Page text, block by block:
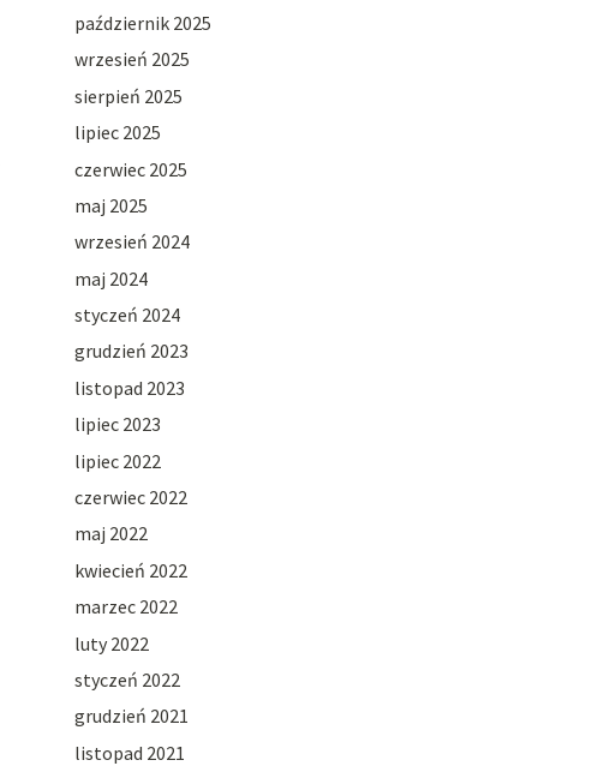
październik 2025
wrzesień 2025
sierpień 2025
lipiec 2025
czerwiec 2025
maj 2025
wrzesień 2024
maj 2024
styczeń 2024
grudzień 2023
listopad 2023
lipiec 2023
lipiec 2022
czerwiec 2022
maj 2022
kwiecień 2022
marzec 2022
luty 2022
styczeń 2022
grudzień 2021
listopad 2021